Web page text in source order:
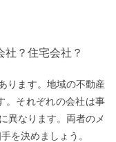
社？住宅会社？
ります。地域の不動産
。それぞれの会社は事
異なります。両者のメ
を決めましょう。